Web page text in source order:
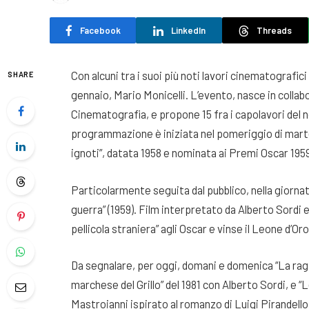
Facebook LinkedIn Threads
SHARE
Con alcuni tra i suoi più noti lavori cinematografici
gennaio, Mario Monicelli. L’evento, nasce in
Cinematografia, e propone 15 fra i capolavori
programmazione è iniziata nel pomeriggio di
ignoti”, datata 1958 e nominata ai Premi Oscar
Particolarmente seguita dal pubblico, nella
guerra” (1959). Film interpretato da Alberto
pellicola straniera” agli Oscar e vinse il Leone
Da segnalare, per oggi, domani e domenica “La
marchese del Grillo” del 1981 con Alberto Sordi, e
Mastroianni ispirato al romanzo di Luigi